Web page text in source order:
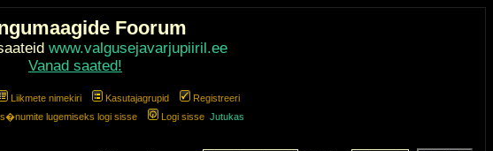
Foorum
www.valgusejavarjupiiril.ee
Vanad saated!
Liikmete nimekiri Kasutajagrupid
Registreeri
lugemiseks logi sisse Logi sisse Jutukas